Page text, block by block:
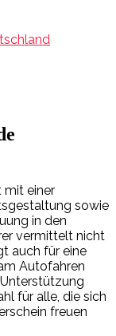
mit einer
sowie
in den
vermittelt nicht
auch für eine
Autofahren
für alle, die sich
freuen